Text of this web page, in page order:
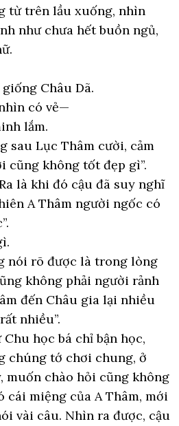
từ trên lầu xuống, nhìn
như chưa hết buồn ngủ,
Châu Dã.
có vẻ—
lắm.
sau Lục Thâm cười, cảm
cũng không tốt đẹp gì”.
là khi đó cậu đã suy nghĩ
A Thâm người ngốc có
nói rõ được là trong lòng
không phải người rảnh
đến Châu gia lại nhiều
nhiều”.
học bá chỉ bận học,
chúng tớ chơi chung, ở
muốn chào hỏi cũng không
cái miệng của A Thâm, mới
vài câu. Nhìn ra được, cậu